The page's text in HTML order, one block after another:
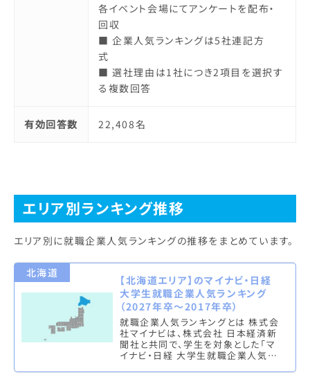
各イベント会場にてアンケートを配布・
回収
■ 企業人気ランキングは5社連記方
式
■ 選社理由は1社につき2項目を選択す
る複数回答
有効回答数 22,408名
エリア別ランキング推移
エリア別に就職企業人気ランキングの推移をまとめています。
北海道
【北海道エリア】のマイナビ・日経
大学生就職企業人気ランキング
（2027年卒～2017年卒）
就職企業人気ランキングとは 株式会
社マイナビは、株式会社 日本経済新
聞社と共同で、学生を対象とした「マ
イナビ・日経 大学生就職企業人気ラ